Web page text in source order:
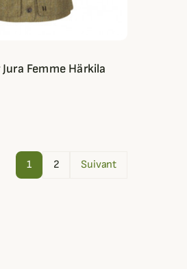
Femme Härkila
1 2 Suivant